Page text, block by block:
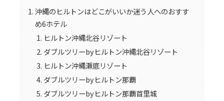
沖縄のヒルトンはどこがいいか迷う人へのおすす
め6ホテル
ヒルトン沖縄北谷リゾート
ダブルツリーbyヒルトン沖縄北谷リゾート
ヒルトン沖縄瀬底リゾート
ダブルツリーbyヒルトン那覇
ダブルツリーbyヒルトン那覇首里城